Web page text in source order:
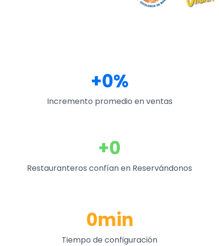
+0%
Incremento promedio en ventas
+0
Restauranteros confían en Reservándonos
0min
Tiempo de configuración